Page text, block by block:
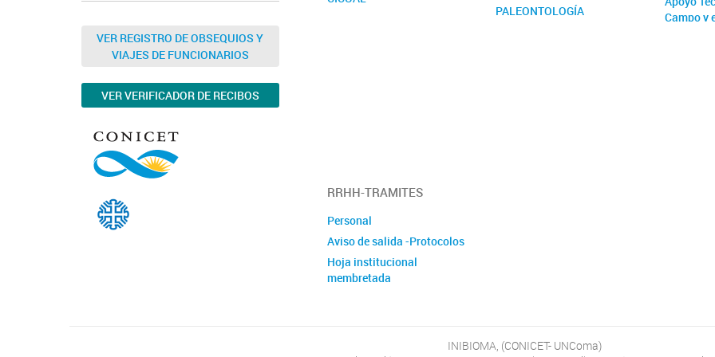
VER REGISTRO DE OBSEQUIOS Y
VIAJES DE FUNCIONARIOS
VER VERIFICADOR DE RECIBOS
PALEONTOLOGÍA
Campo y
RRHH-TRAMITES
Personal
Aviso de salida -Protocolos
Hoja institucional
membretada
INIBIOMA, (CONICET- UNComa)